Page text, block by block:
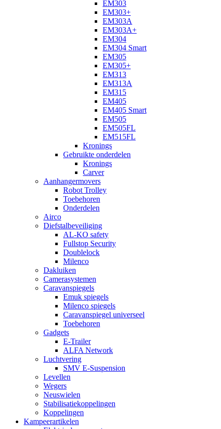
EM303
EM303+
EM303A
EM303A+
EM304
EM304 Smart
EM305
EM305+
EM313
EM313A
EM315
EM405
EM405 Smart
EM505
EM505FL
EM515FL
Kronings
Gebruikte onderdelen
Kronings
Carver
Aanhangermovers
Robot Trolley
Toebehoren
Onderdelen
Airco
Diefstalbeveiliging
AL-KO safety
Fullstop Security
Doublelock
Milenco
Dakluiken
Camerasystemen
Caravanspiegels
Emuk spiegels
Milenco spiegels
Caravanspiegel universeel
Toebehoren
Gadgets
E-Trailer
ALFA Network
Luchtvering
SMV E-Suspension
Levellen
Wegers
Neuswielen
Stabilisatiekoppelingen
Koppelingen
Kampeerartikelen